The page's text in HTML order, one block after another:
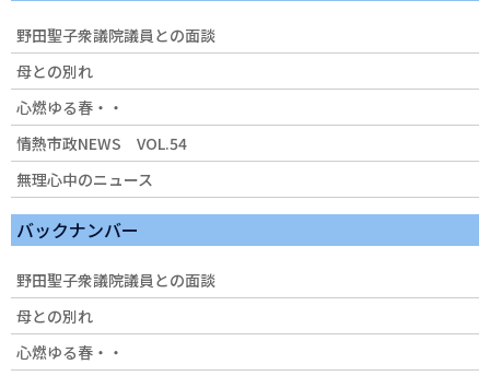
野田聖子衆議院議員との面談
母との別れ
心燃ゆる春・・
情熱市政NEWS VOL.54
無理心中のニュース
バックナンバー
野田聖子衆議院議員との面談
母との別れ
心燃ゆる春・・